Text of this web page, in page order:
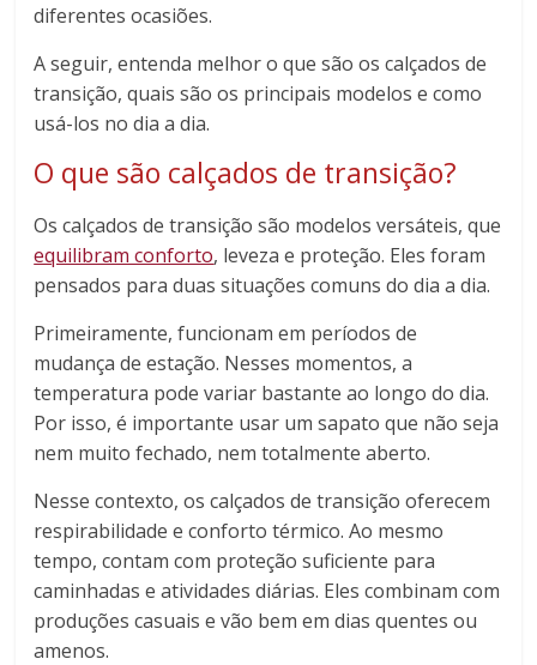
diferentes ocasiões.
A seguir, entenda melhor o que são os calçados de
transição, quais são os principais modelos e como
usá-los no dia a dia.
O que são calçados de transição?
Os calçados de transição são modelos versáteis, que
equilibram conforto, leveza e proteção. Eles foram
pensados para duas situações comuns do dia a dia.
Primeiramente, funcionam em períodos de
mudança de estação. Nesses momentos, a
temperatura pode variar bastante ao longo do dia.
Por isso, é importante usar um sapato que não seja
nem muito fechado, nem totalmente aberto.
Nesse contexto, os calçados de transição oferecem
respirabilidade e conforto térmico. Ao mesmo
tempo, contam com proteção suficiente para
caminhadas e atividades diárias. Eles combinam com
produções casuais e vão bem em dias quentes ou
amenos.